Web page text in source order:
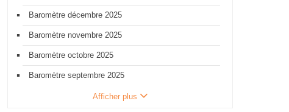
Baromètre décembre 2025
Baromètre novembre 2025
Baromètre octobre 2025
Baromètre septembre 2025
Afficher plus